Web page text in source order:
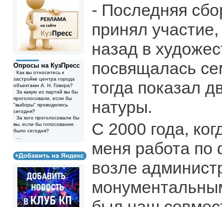
Опросы на КузПресс
Как вы относитесь к
застройке центра города
объектами А. Н. Говора?
За какую из партий вы бы
проголосовали, если бы
"выборы" проводились
сегодня?
За кого проголосовали бы
вы, если бы голосование
было сегодня?
- Последняя
принял
назад в
посвящалась
тогда показал
натуры.
С 2000 года,
меня работа по
возле